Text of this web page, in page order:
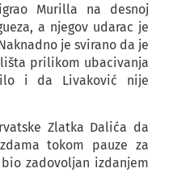
Murilla na desnoj
a njegov udarac je
je svirano da je
prilikom ubacivanja
i da Livaković nije
Zlatka Dalića da
tokom pauze za
zadovoljan izdanjem